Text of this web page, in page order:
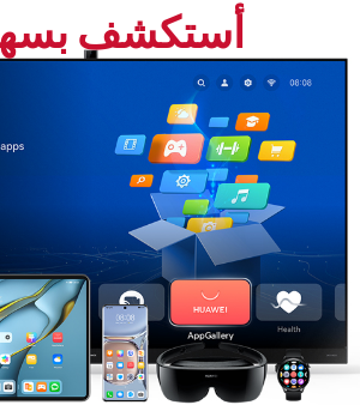
أستكشف